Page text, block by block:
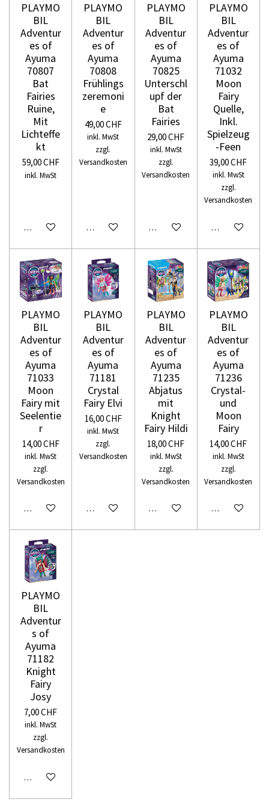
PLAYMO
BIL
Adventur
es of
Ayuma
70807
Bat
Fairies
Ruine,
Mit
Lichteffe
kt
59,00 CHF
inkl. MwSt
In den Warenkorb
PLAYMO
BIL
Adventur
es of
Ayuma
70808
Frühlings
zeremoni
e
49,00 CHF
inkl. MwSt
zzgl.
Versandkosten
In den Warenkorb
PLAYMO
BIL
Adventur
es of
Ayuma
70825
Unterschl
upf der
Bat
Fairies
29,00 CHF
inkl. MwSt
zzgl.
Versandkosten
In den Warenkorb
PLAYMO
BIL
Adventur
es of
Ayuma
71032
Moon
Fairy
Quelle,
Inkl.
Spielzeug
-Feen
39,00 CHF
inkl. MwSt
zzgl.
Versandkosten
In den
PLAYMO
BIL
Adventur
es of
Ayuma
71033
Moon
Fairy mit
Seelentie
r
14,00 CHF
inkl. MwSt
zzgl.
Versandkosten
In den Warenkorb
PLAYMO
BIL
Adventur
es of
Ayuma
71181
Crystal
Fairy Elvi
16,00 CHF
inkl. MwSt
zzgl.
Versandkosten
In den Warenkorb
PLAYMO
BIL
Adventur
es of
Ayuma
71235
Abjatus
mit
Knight
Fairy Hildi
18,00 CHF
inkl. MwSt
zzgl.
Versandkosten
In den Warenkorb
PLAYMO
BIL
Adventur
es of
Ayuma
71236
Crystal-
und
Moon
Fairy
14,00 CHF
inkl. MwSt
zzgl.
Versandkosten
In den
PLAYMO
BIL
Adventur
s of
Ayuma
71182
Knight
Fairy
Josy
7,00 CHF
inkl. MwSt
zzgl.
Versandkosten
In den Warenkorb